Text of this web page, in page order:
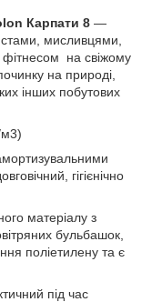
Карпати 8 —
мисливцями,
на свіжому
на природі,
інших побутових
м3)
гігієнічно
матеріалу з
бульбашок,
поліетилену та є
під час